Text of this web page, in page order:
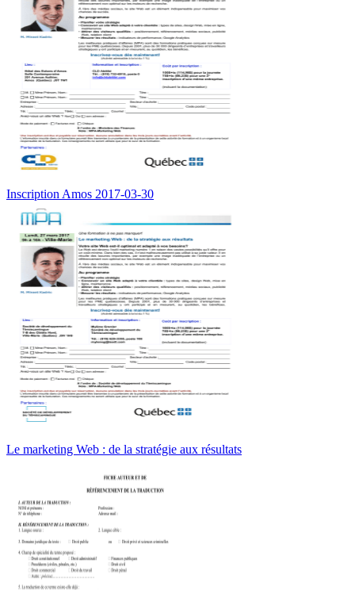
Inscription Amos 2017-03-30
Le marketing Web : de la stratégie aux résultats